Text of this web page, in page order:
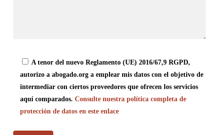
A tenor del nuevo Reglamento (UE) 2016/67,9 RGPD,
autorizo a abogado.org a emplear mis datos con el objetivo de
intermediar con ciertos proveedores que ofrecen los servicios
aquí comparados. Consulte nuestra política completa de
protección de datos en este enlace